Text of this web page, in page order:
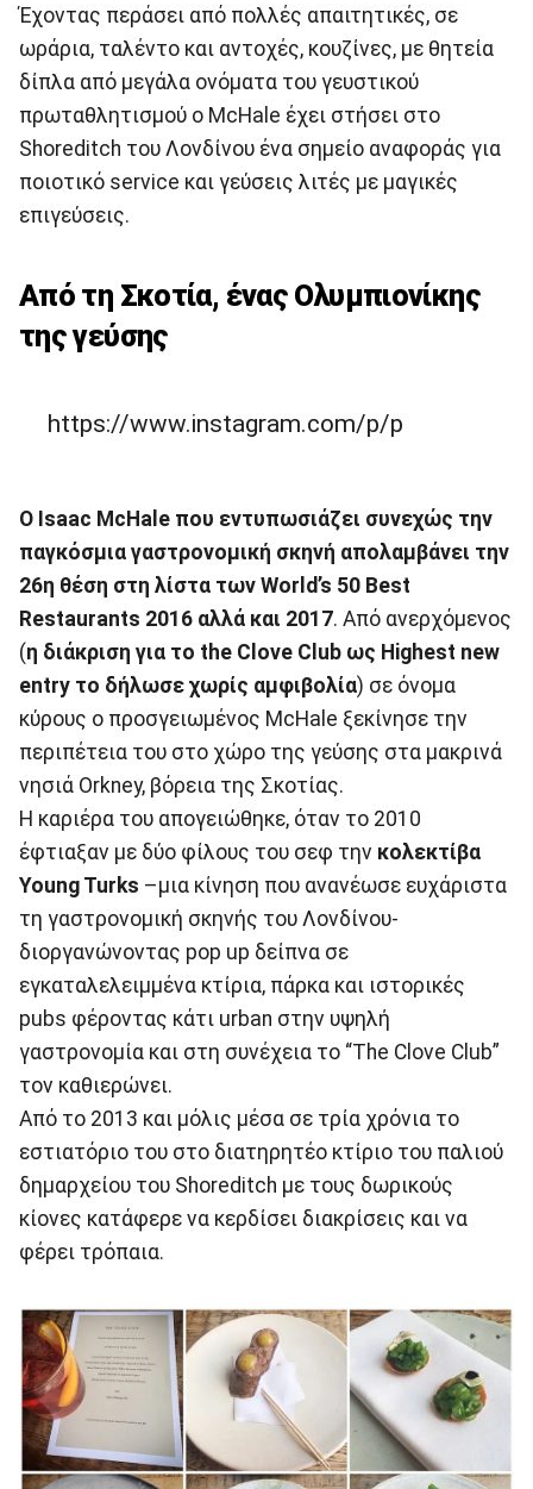
Έχοντας περάσει από πολλές απαιτητικές, σε
ωράρια, ταλέντο και αντοχές, κουζίνες, με θητεία
δίπλα από μεγάλα ονόματα του γευστικού
πρωταθλητισμού ο McHale έχει στήσει στο
Shoreditch του Λονδίνου ένα σημείο αναφοράς για
ποιοτικό service και γεύσεις λιτές με μαγικές
επιγεύσεις.
Από τη Σκοτία, ένας Ολυμπιονίκης
της γεύσης
https://www.instagram.com/p/p
Ο Isaac McHale που εντυπωσιάζει συνεχώς την
παγκόσμια γαστρονομική σκηνή απολαμβάνει την
26η θέση στη λίστα των World’s 50 Best
Restaurants 2016 αλλά και 2017. Aπό ανερχόμενος
(η διάκριση για το the Clove Club ως Ηighest new
entry το δήλωσε χωρίς αμφιβολία) σε όνομα
κύρους ο προσγειωμένος McHale ξεκίνησε την
περιπέτεια του στο χώρο της γεύσης στα μακρινά
νησιά Orkney, βόρεια της Σκοτίας.
Η καριέρα του απογειώθηκε, όταν το 2010
έφτιαξαν με δύο φίλους του σεφ την κολεκτίβα
Young Turks –μια κίνηση που ανανέωσε ευχάριστα
τη γαστρονομική σκηνής του Λονδίνου-
διοργανώνοντας pop up δείπνα σε
εγκαταλελειμμένα κτίρια, πάρκα και ιστορικές
pubs φέροντας κάτι urban στην υψηλή
γαστρονομία και στη συνέχεια το “The Clove Club”
τον καθιερώνει.
Από το 2013 και μόλις μέσα σε τρία χρόνια το
εστιατόριο του στο διατηρητέο κτίριο του παλιού
δημαρχείου του Shoreditch με τους δωρικούς
κίονες κατάφερε να κερδίσει διακρίσεις και να
φέρει τρόπαια.